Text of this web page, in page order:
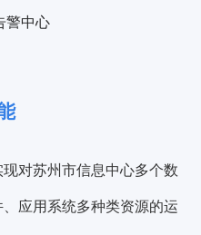
警中心
对苏州市信息中心多个数
应用系统多种类资源的运